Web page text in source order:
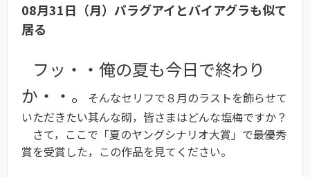
08月31日（月）パラグアイとバイアグラも似て
居る
フッ・・俺の夏も今日で終わり
か・・。
そんなセリフで８月のラストを飾らせて
いただきたい其んな砌，皆さまはどんな塩梅ですか？
さて，ここで「夏のヤングシナリオ大賞」で最優秀
賞を受賞した，この作品を見てください。